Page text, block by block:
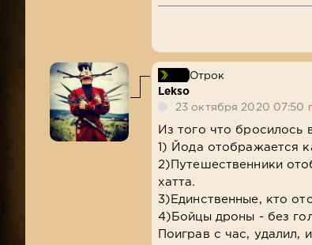
Отрок
Lekso
23 октября 2020 07:50
Из того что бросилось
1) Йода отображается
2)Путешественники
хатта.
3)Единственные, кто
4)Бойцы дроны - без
Поиграв с час, удалил,